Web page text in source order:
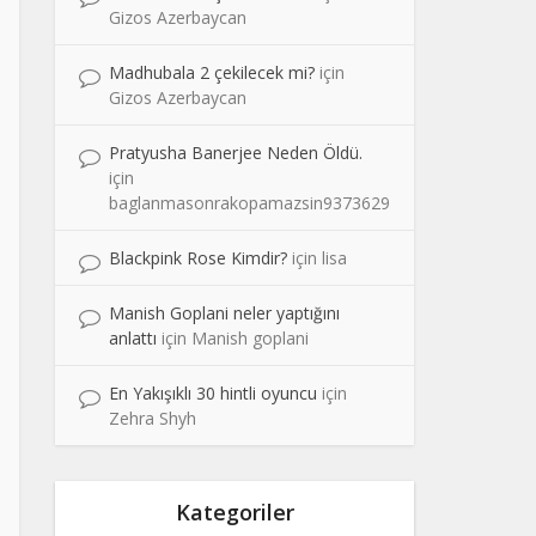
Gizos Azerbaycan
Madhubala 2 çekilecek mi? için
Gizos Azerbaycan
Pratyusha Banerjee Neden Öldü.
için
baglanmasonrakopamazsin9373629
Blackpink Rose Kimdir? için lisa
Manish Goplani neler yaptığını
anlattı için Manish goplani
En Yakışıklı 30 hintli oyuncu için
Zehra Shyh
Kategoriler